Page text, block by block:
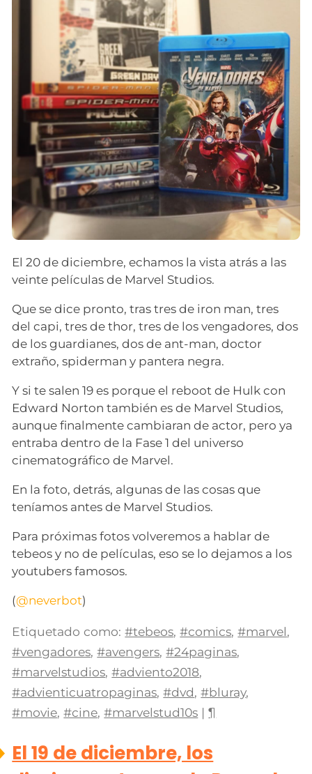
El 20 de diciembre, echamos la vista atrás a las
veinte películas de Marvel Studios.
Que se dice pronto, tras tres de iron man, tres
del capi, tres de thor, tres de los vengadores, dos
de los guardianes, dos de ant-man, doctor
extraño, spiderman y pantera negra.
Y si te salen 19 es porque el reboot de Hulk con
Edward Norton también es de Marvel Studios,
aunque finalmente cambiaran de actor, pero ya
entraba dentro de la Fase 1 del universo
cinematográfico de Marvel.
En la foto, detrás, algunas de las cosas que
teníamos antes de Marvel Studios.
Para próximas fotos volveremos a hablar de
tebeos y no de películas, eso se lo dejamos a los
youtubers famosos.
(@neverbot)
Etiquetado como: #tebeos,#comics,#marvel,
#vengadores,#avengers,#24paginas,
#marvelstudios,#adviento2018,
#advienticuatropaginas,#dvd,#bluray,
#movie,#cine,#marvelstud10s |¶
El 19 de diciembre, los